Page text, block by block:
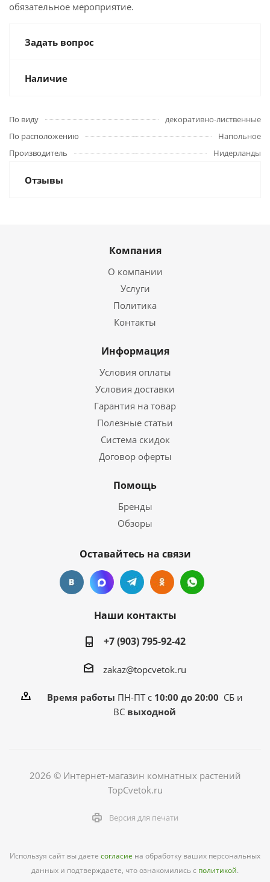
обязательное мероприятие.
Задать вопрос
Наличие
По виду
декоративно-лиственные
По расположению
Напольное
Производитель
Нидерланды
Отзывы
Компания
О компании
Услуги
Политика
Контакты
Информация
Условия оплаты
Условия доставки
Гарантия на товар
Полезные статьи
Система скидок
Договор оферты
Помощь
Бренды
Обзоры
Оставайтесь на связи
Наши контакты
+7 (903) 795-92-42
zakaz@topcvetok.ru
Время работы ПН-ПТ с 10:00 до 20:00 СБ и
ВС выходной
2026 © Интернет-магазин комнатных растений
TopCvetok.ru
Версия для печати
Используя сайт вы даете согласие на обработку ваших персональных
данных и подтверждаете, что ознакомились с политикой.